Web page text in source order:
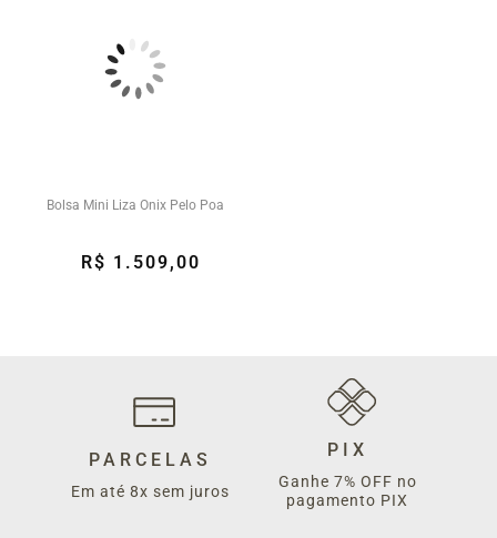
Bolsa Mini Liza Onix Pelo Poa
R$ 1.509,00
PARCELAS
Em até 8x sem juros
PIX
Ganhe 7% OFF no
pagamento PIX